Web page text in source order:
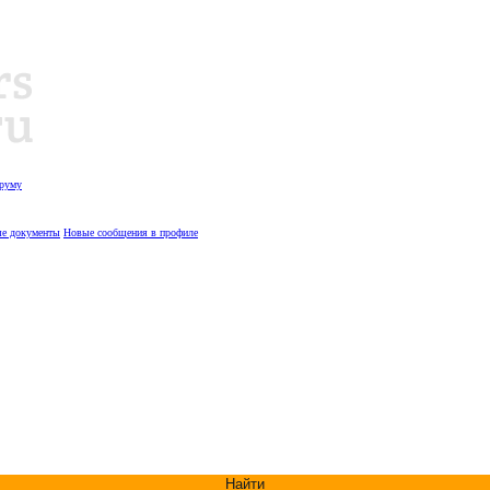
документы Новые сообщения в профиле
Найти